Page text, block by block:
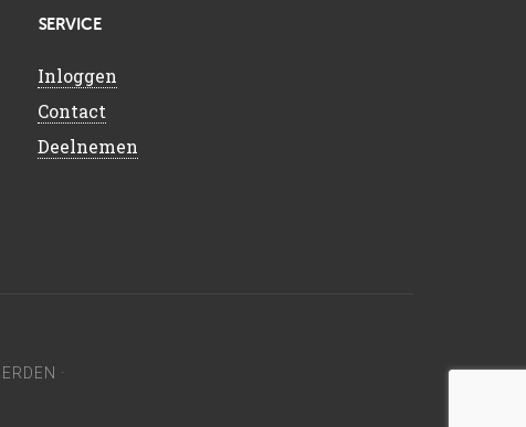
SERVICE
Inloggen
Contact
Deelnemen
·